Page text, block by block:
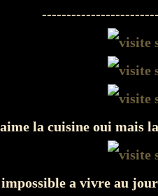
la cuisine oui mais
impossible a vivre au